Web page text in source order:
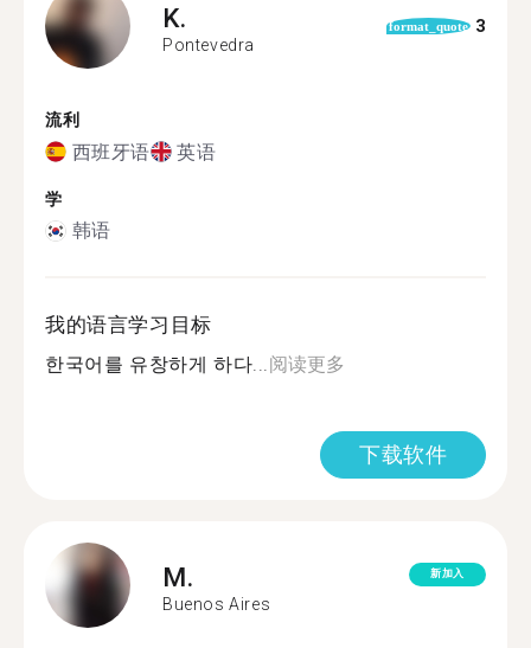
K.
Pontevedra
format_quote 3
流利
西班牙语 英语
学
韩语
我的语言学习目标
한국어를 유창하게 하다...阅读更多
下载软件
M.
Buenos Aires
新加入